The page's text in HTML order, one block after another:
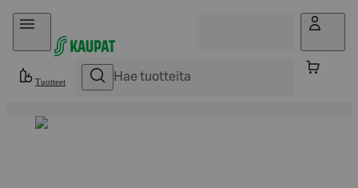
Hyppää sisältöön
Tuotteet